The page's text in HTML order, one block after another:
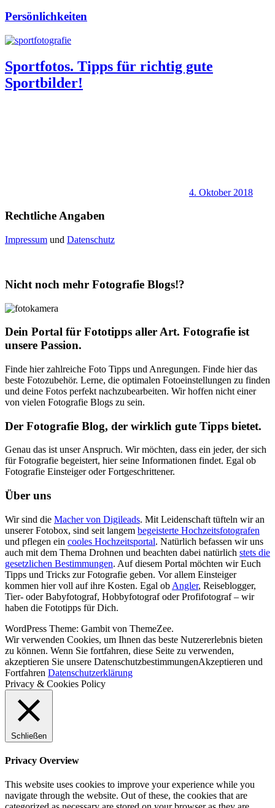
Persönlichkeiten
Sportfotos. Tipps für richtig gute
Sportbilder!
4. Oktober 2018
Rechtliche Angaben
Impressum und Datenschutz
Nicht noch mehr Fotografie Blogs!?
Dein Portal für Fototipps aller Art. Fotografie ist
unsere Passion.
Finde hier zahlreiche Foto Tipps und Anregungen. Finde hier das
beste Fotozubehör. Lerne, die optimalen Fotoeinstellungen zu finden
und deine Fotos perfekt nachzubearbeiten. Wir hoffen nicht einer
von vielen Fotografie Blogs zu sein.
Der Fotografie Blog, der wirklich gute Tipps bietet.
Genau das ist unser Anspruch. Wir möchten, dass ein jeder, der sich
für Fotografie begeistert, hier seine Informationen findet. Egal ob
Fotografie Einsteiger oder Fortgeschrittener.
Über uns
Wir sind die Macher von Digileads. Mit Leidenschaft tüfteln wir an
unserer Fotobox, sind seit langem begeisterte Hochzeitsfotografen
und pflegen ein cooles Hochzeitsportal. Natürlich befassen wir uns
auch mit dem Thema Drohnen und beachten dabei natürlich stets die
gesetzlichen Bestimmungen. Auf diesem Portal möchten wir Euch
Tipps und Tricks zur Fotografie geben. Vor allem Einsteiger
kommen hier voll auf ihre Kosten. Egal ob Angler, Reiseblogger,
Tier- oder Babyfotograf, Hobbyfotograf oder Profifotograf – wir
haben die Fototipps für Dich.
WordPress Theme: Gambit von ThemeZee.
Wir verwenden Cookies, um Ihnen das beste Nutzererlebnis bieten
zu können. Wenn Sie fortfahren, diese Seite zu verwenden,
akzeptieren Sie unsere DatenschutzbestimmungenAkzeptieren und
Fortfahren Datenschutzerklärung
Privacy & Cookies Policy
Schließen
Privacy Overview
This website uses cookies to improve your experience while you
navigate through the website. Out of these, the cookies that are